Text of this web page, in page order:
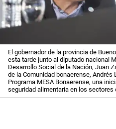
El gobernador de la provincia de
esta tarde junto al diputado nacional
Desarrollo Social de la Nación, Juan
de la Comunidad bonaerense, Andrés
Programa MESA Bonaerense, una
seguridad alimentaria en los sectores